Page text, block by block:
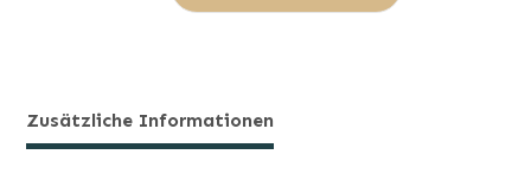
Zusätzliche Informationen